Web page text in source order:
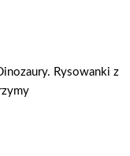
Rysowanki z